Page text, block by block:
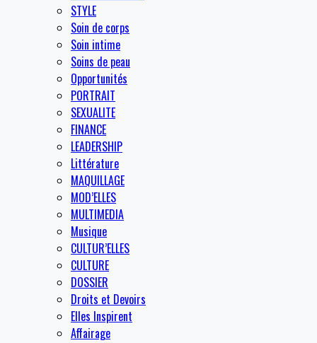
STYLE
Soin de corps
Soin intime
Soins de peau
Opportunités
PORTRAIT
SEXUALITE
FINANCE
LEADERSHIP
Littérature
MAQUILLAGE
MOD’ELLES
MULTIMEDIA
Musique
CULTUR’ELLES
CULTURE
DOSSIER
Droits et Devoirs
Elles Inspirent
Affairage